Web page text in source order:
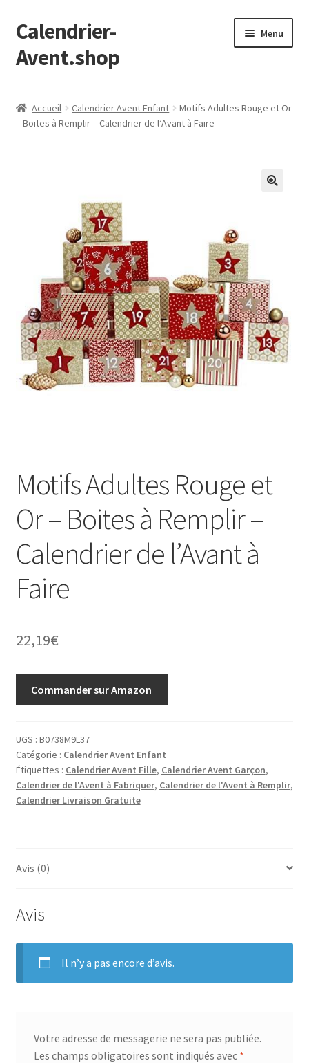
Aller
à
la
Aller
au
contenu
Calendrier-
Avent.shop
Menu
Boutique
Validation de la commande
Accueil Calendrier Avent Enfant
Motifs Adultes Rouge et Or
– Boites à Remplir – Calendrier de l’Avant à Faire
Motifs Adultes Rouge et
Or – Boites à Remplir –
Calendrier de l’Avant à
Faire
22,19€
Commander sur Amazon
UGS : B0738M9L37
Catégorie : Calendrier Avent Enfant
Étiquettes : Calendrier Avent Fille, Calendrier Avent Garçon,
Calendrier de l'Avent à Fabriquer, Calendrier de l'Avent à Remplir,
Calendrier Livraison Gratuite
Avis (0)
Avis
Il n’y a pas encore d’avis.
Votre adresse de messagerie ne sera pas publiée.
Les champs obligatoires sont indiqués avec *